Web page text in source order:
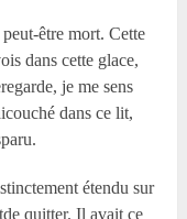
être mort. Cette
dans cette glace,
je me sens
dans ce lit,
étendu sur
quitter. Il avait ce